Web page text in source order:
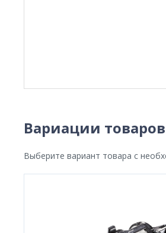
Вариации товаров
Выберите вариант товара с